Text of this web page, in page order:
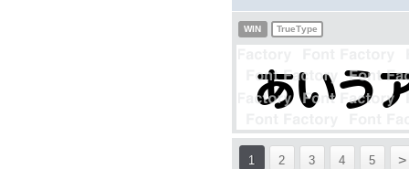
WIN TrueType
1 2 3 4 5 >